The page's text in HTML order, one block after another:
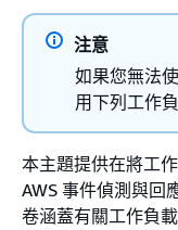
注意
如果您無法
用下列工作
本主題提供在將工
AWS 事件偵測與回
卷涵蓋有關工作負